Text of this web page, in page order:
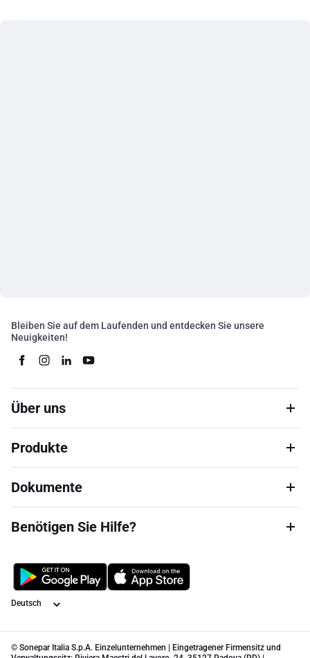
Bleiben Sie auf dem Laufenden und entdecken Sie unsere
Neuigkeiten!
Über uns
Produkte
Dokumente
Benötigen Sie Hilfe?
Sprache
© Sonepar Italia S.p.A. Einzelunternehmen | Eingetragener Firmensitz und